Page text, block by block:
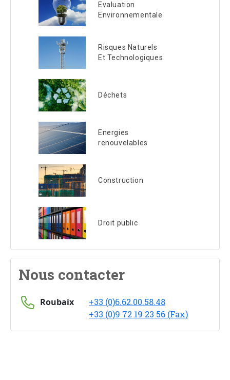
Evaluation
Environnementale
Risques Naturels
Et Technologiques
Déchets
Energies
renouvelables
Construction
Droit public
Nous contacter
Roubaix
+33 (0)6.62.00.58.48
+33 (0)9 72 19 23 56 (Fax)